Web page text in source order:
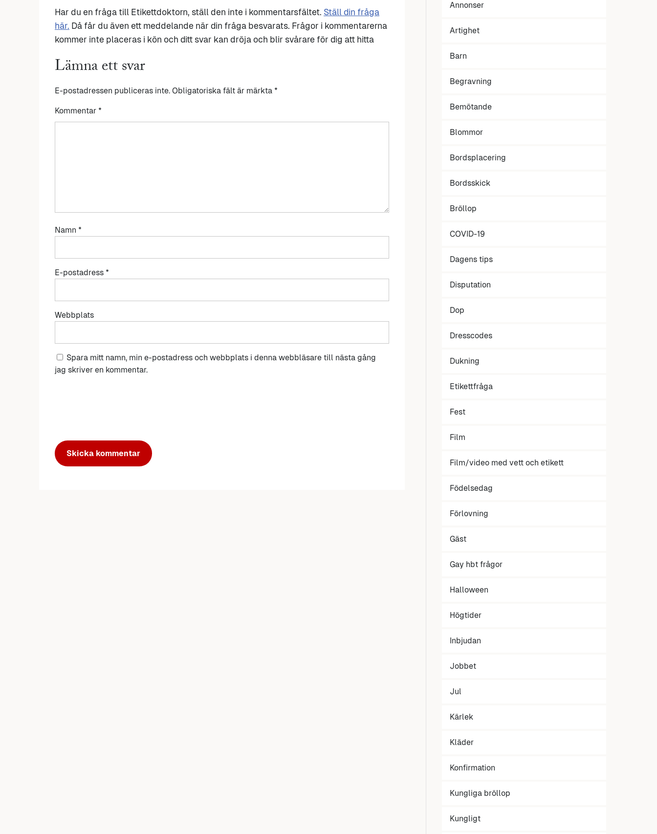
Har du en fråga till Etikettdoktorn, ställ den inte i kommentarsfältet. Ställ din fråga
här. Då får du även ett meddelande när din fråga besvarats. Frågor i kommentarerna
kommer inte placeras i kön och ditt svar kan dröja och blir svårare för dig att hitta
Lämna ett svar
E-postadressen publiceras inte. Obligatoriska fält är märkta *
Kommentar *
Namn *
E-postadress *
Webbplats
Spara mitt namn, min e-postadress och webbplats i denna webbläsare till nästa gång
jag skriver en kommentar.
Annonser
Artighet
Barn
Begravning
Bemötande
Blommor
Bordsplacering
Bordsskick
Bröllop
COVID-19
Dagens tips
Disputation
Dop
Dresscodes
Dukning
Etikettfråga
Fest
Film
Film/video med vett och etikett
Födelsedag
Förlovning
Gäst
Gay hbt frågor
Halloween
Högtider
Inbjudan
Jobbet
Jul
Kärlek
Kläder
Konfirmation
Kungliga bröllop
Kungligt